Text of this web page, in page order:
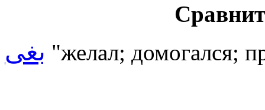
بغى "желал; домогался;